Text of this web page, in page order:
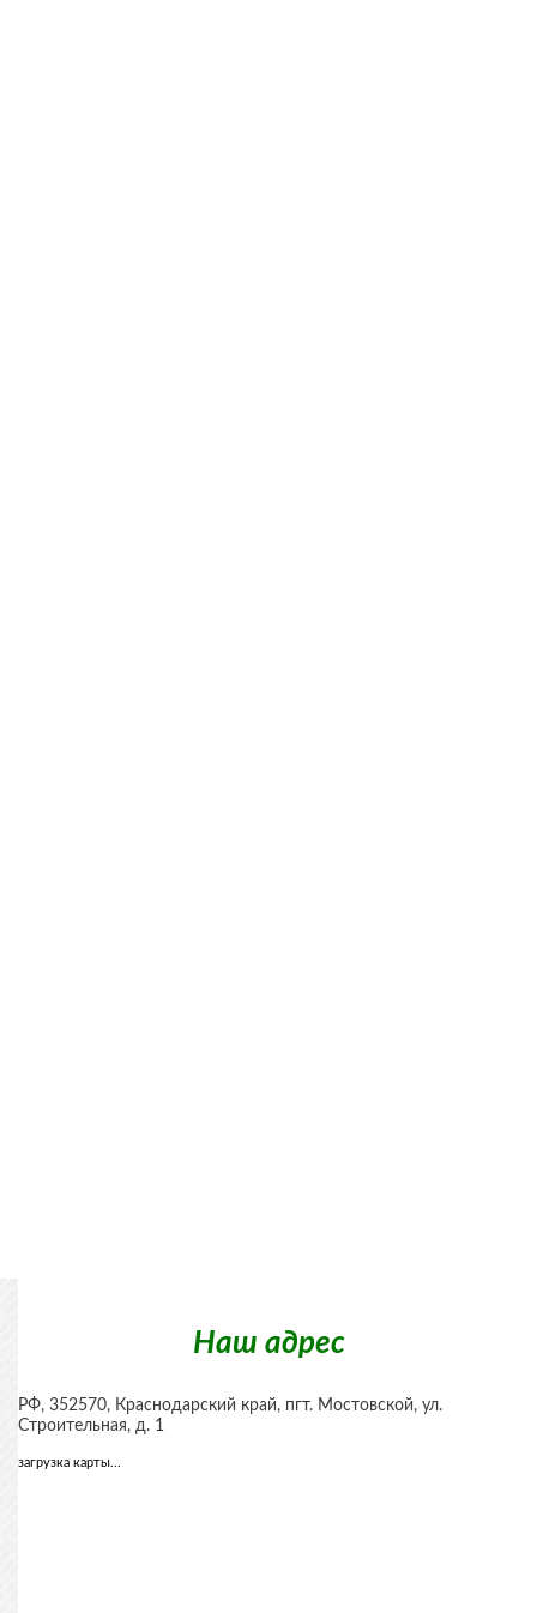
Наш адрес
РФ, 352570, Краснодарский край, пгт. Мостовской, ул.
Строительная, д. 1
загрузка карты...